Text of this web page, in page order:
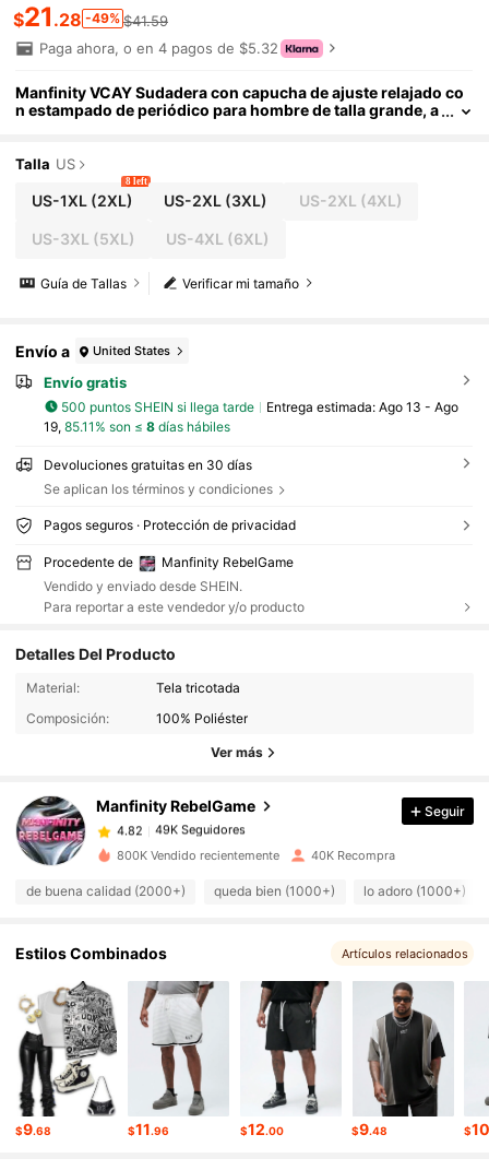
$21 .28 -49% $41.59
Paga ahora, o en 4 pagos de $5.32
Manfinity VCAY Sudadera con capucha de ajuste relajado co
n estampado de periódico para hombre de talla grande, a
Talla US
US-1XL(2XL)
8 left
US-2XL (3XL) US-2XL (4XL)
US-3XL (5XL) US-4XL (6XL)
Verificar mi tamaño
Guía de Tallas
Envío a United States
Envío gratis
500 puntos SHEIN si llega tarde Entrega estimada: Ago 13 - Ago
19, 85.11% son ≤ 8días hábiles
Devoluciones gratuitas en 30 días
Se aplican los términos y condiciones
Pagos seguros · Protección de privacidad
Procedente de
Manfinity RebelGame
Vendido y enviado desde SHEIN.
Para reportar a este vendedor y/o producto
Detalles Del Producto
Material:
Tela tricotada
Composición:
100% Poliéster
Ver más
Manfinity RebelGame
49K Seguidores
4.82
49K Seguidores
r***3pagóHace 1 día
4.82
4.82 49K Seguidores
4.82 49K Seguidores
49K Seguidores
Seguir
800K Vendido recientemente 40K Recompra
de buena calidad (2000+) queda bien (1000+) lo adoro (1000+)
Estilos Combinados Artículos relacionados
$9.68 $11.96 $12.00 $9.48 $